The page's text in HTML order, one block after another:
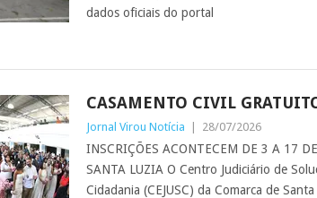
dados oficiais do portal
CASAMENTO CIVIL
Jornal Virou Notícia 28/07/2026
INSCRIÇÕES ACONTECEM DE 3 A 17
SANTA LUZIA O Centro Judiciário de
Cidadania (CEJUSC) da Comarca de